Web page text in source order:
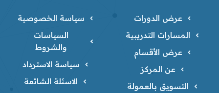
عرض الدورات
المسارات التدريبية
عرض الأقسام
عن المركز
التسويق بالعمولة
سياسة الخصوصية
السياسات
والشروط
سياسة الاسترداد
الاسئلة الشائعة